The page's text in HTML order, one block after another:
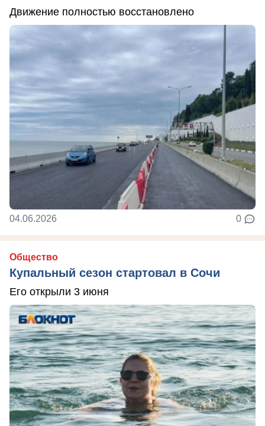
Движение полностью восстановлено
04.06.2026 0
Общество
Купальный сезон стартовал в Сочи
Его открыли 3 июня